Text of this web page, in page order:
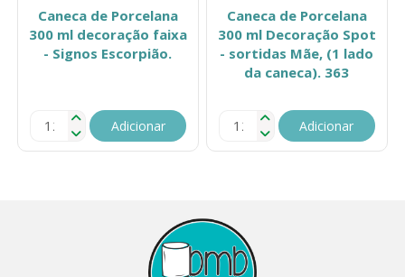
Caneca de Porcelana
300 ml decoração faixa
- Signos Escorpião.
Adicionar
Caneca de Porcelana
300 ml Decoração Spot
- sortidas Mãe, (1 lado
da caneca). 363
Adicionar